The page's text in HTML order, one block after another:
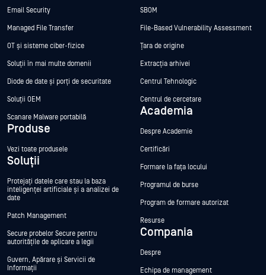
Email Security
Managed File Transfer
OT și sisteme ciber-fizice
Soluții în mai multe domenii
Diode de date și porți de securitate
Soluții OEM
Scanare Malware portabilă
Produse
Vezi toate produsele
Soluții
Protejați datele care stau la baza
inteligenței artificiale și a analizei de
date
Patch Management
Secure probelor Secure pentru
autoritățile de aplicare a legii
Guvern, Apărare și Servicii de
Informații
SBOM
File-Based Vulnerability Assessment
Țara de origine
Extracția arhivei
Centrul Tehnologic
Centrul de cercetare
Academia
Despre Academie
Certificări
Formare la fața locului
Programul de burse
Program de formare autorizat
Resurse
Compania
Despre
Echipa de management